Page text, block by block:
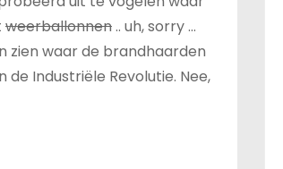
weerballonnen.. uh, sorry …
zien waar de brandhaarden
Industriële Revolutie. Nee,